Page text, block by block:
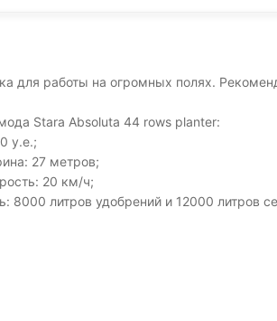
для работы на огромных полях.
Stara Absoluta 44 rows planter:
у.е.;
27 метров;
20 км/ч;
8000 литров удобрений и 12000 литров